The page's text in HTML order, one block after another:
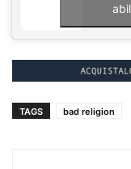
TAGS bad religion